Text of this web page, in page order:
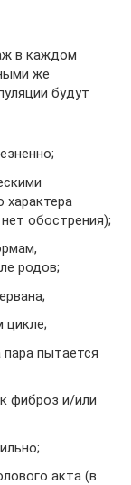
в каждом
же
будут
характера
обострения);
родов;
цикле;
пара пытается
фиброз и/или
акта (в